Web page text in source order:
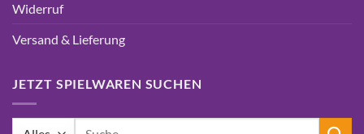
Widerruf
Versand & Lieferung
JETZT SPIELWAREN SUCHEN